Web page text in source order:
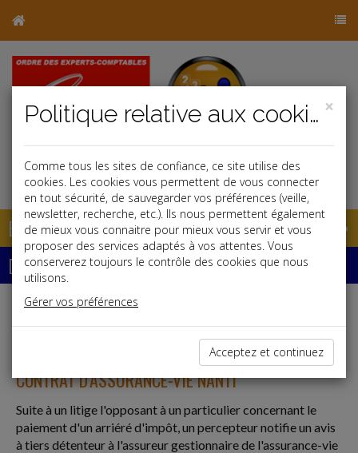
Base documentaire
Dépêches
j
Fiscal TPE
CONTRAT D'ASSURANCE-VIE NANTI
Suite à un litige l'opposant à un particulier concernant le
paiement d'un arriéré d'impôt, un percepteur notifie un avis
à tiers détenteur à l'assureur gestionnaire de l'assurance-vie
×
Politique relative aux cookies
Comme tous les sites de confiance, ce site utilise des
cookies. Les cookies vous permettent de vous connecter
en tout sécurité, de sauvegarder vos préférences (veille,
newsletter, recherche, etc.). Ils nous permettent également
de mieux vous connaitre pour mieux vous servir et vous
proposer des services adaptés à vos attentes. Vous
conserverez toujours le contrôle des cookies que nous
utilisons.
Gérer vos préférences
Acceptez et continuez